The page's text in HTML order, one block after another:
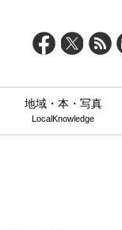
地域・本・写真
LocalKnowledge